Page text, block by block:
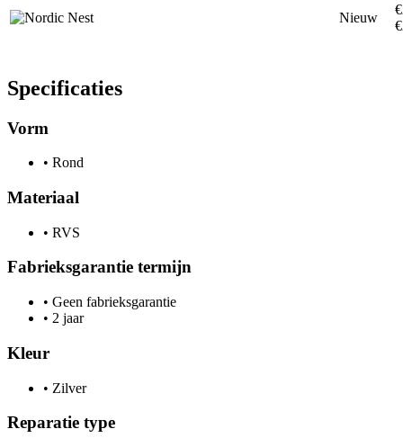
Nieuw
Specificaties
Vorm
• Rond
Materiaal
• RVS
Fabrieksgarantie termijn
• Geen fabrieksgarantie
• 2 jaar
Kleur
• Zilver
Reparatie type